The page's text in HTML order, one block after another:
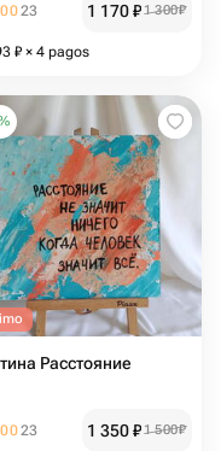
23 1 170₽1 300₽
₽ × 4 pagos
Расстояние
23 1 350₽1 500₽